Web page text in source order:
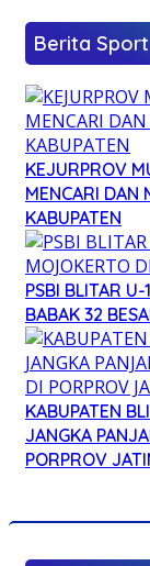
Berita Sport
KEJURPROV
MENCARI DAN
KABUPATEN
PSBI BLITAR
BABAK 32
KABUPATEN
JANGKA
PORPROV